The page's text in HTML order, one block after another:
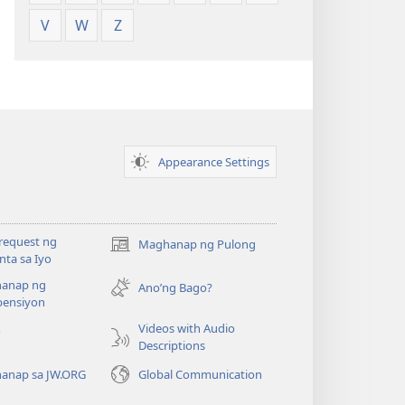
V
W Z
Appearance Settings
ng
sa Iyo
Maghanap ng Pulong
(may
na
window)
ng
Ano’ng Bago?
Videos with Audio
Descriptions
sa JW.ORG
Global Communication